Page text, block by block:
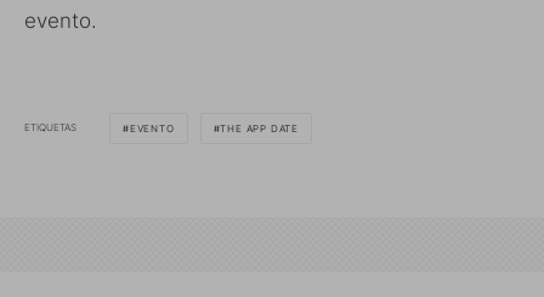
evento.
ETIQUETAS EVENTO THE APP DATE